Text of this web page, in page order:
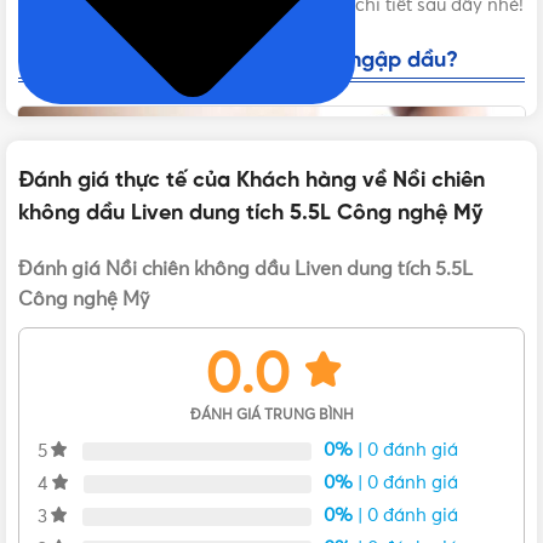
chiên không dầu Liven
?” qua bài review chi tiết sau đây nhé!
Tác hại của việc ăn đồ chiên rán ngập dầu?
Ăn nhiều đồ chiên có tác hại gì?
Chúng tôi không muốn hù dọa bạn để bán được hàng.
Đánh giá thực tế của Khách hàng về Nồi chiên
không dầu Liven dung tích 5.5L Công nghệ Mỹ
Đánh giá Nồi chiên không dầu Liven dung tích 5.5L
Công nghệ Mỹ
0.0
ĐÁNH GIÁ TRUNG BÌNH
5 0% | 0 đánh giá
4
0% | 0 đánh giá
3
0% | 0 đánh giá